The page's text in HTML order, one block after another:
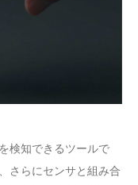
検知できるツールで
さらにセンサと組み合